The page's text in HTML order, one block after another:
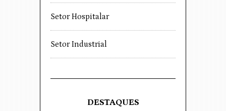
Setor Hospitalar
Setor Industrial
DESTAQUES